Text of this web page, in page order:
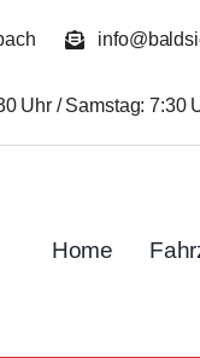
Uhr / Samstag: 7:30
Home